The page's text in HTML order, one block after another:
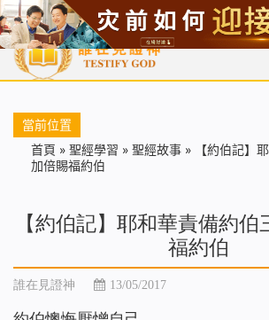
首頁 每日靈糧 天國福音 基督徒見
當前位置
首頁 » 聖經學習 » 聖經故事 »
【約伯記】
加倍賜福約伯
【約伯記】耶和華責備約
福約伯
誰在見證神 13/05/2017